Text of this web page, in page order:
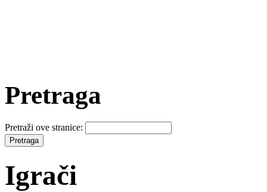
Pretraga
Pretraži ove stranice:
Igrači